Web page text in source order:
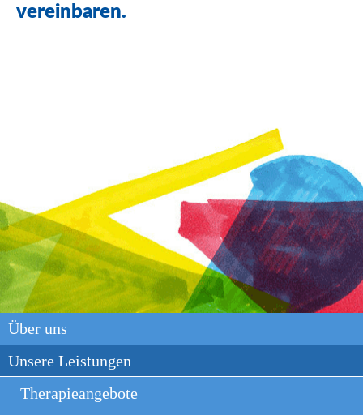
vereinbaren.
Über uns
Unsere Leistungen
Therapieangebote